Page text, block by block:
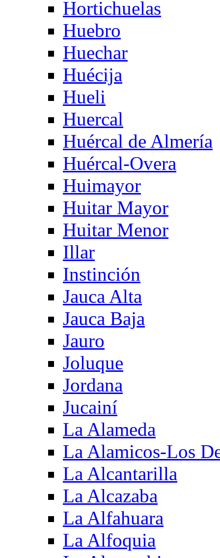
Hortichuelas
Huebro
Huechar
Huécija
Hueli
Huercal
Huércal de Almería
Huércal-Overa
Huimayor
Huitar Mayor
Huitar Menor
Illar
Instinción
Jauca Alta
Jauca Baja
Jauro
Joluque
Jordana
Jucainí
La Alameda
La Alamicos-Los
La Alcantarilla
La Alcazaba
La Alfahuara
La Alfoquia